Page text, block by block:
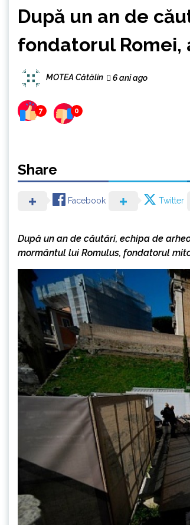
După un an de
fondatorul Romei,
MOTEA Cătălin 6 ani ago
7 0
Share
Facebook Twitter
După un an de căutări, echipa de
mormântul lui Romulus, fondatorul